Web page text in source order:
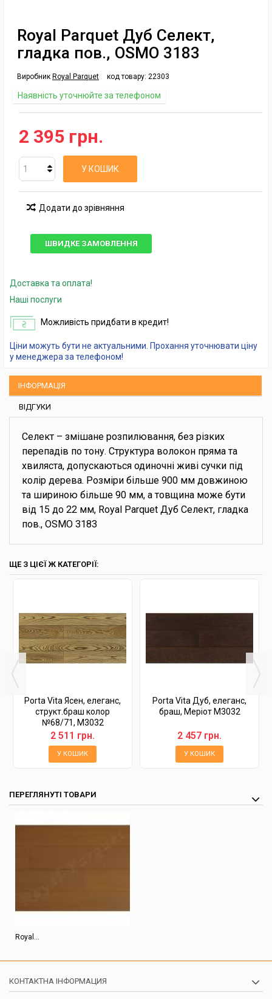
Royal Parquet Дуб Селект,
гладка пов., OSMO 3183
Виробник Royal Parquet код товару: 22303
Наявність уточнюйте за телефоном
2 395 грн.
У КОШИК
Додати до зрівняння
ШВИДКЕ ЗАМОВЛЕННЯ
Доставка та оплата!
Наші послуги
Можливість придбати в кредит!
Ціни можуть бути не актуальними. Прохання уточнювати ціну
у менеджера за телефоном!
ІНФОРМАЦІЯ
ВІДГУКИ
Селект – змішане розпилювання, без різких
перепадів по тону. Структура волокон пряма та
хвиляста, допускаються одиночні живі сучки під
колір дерева. Розміри більше 900 мм довжиною
та шириною більше 90 мм, а товщина може бути
від 15 до 22 мм, Royal Parquet Дуб Селект, гладка
пов., OSMO 3183
ЩЕ З ЦІЄЇ Ж КАТЕГОРІЇ:
Porta Vita Ясен, елеганс,
структ.браш колор
№68/71, М3032
2 511 грн.
У КОШИК
Porta Vita Дуб, елеганс,
браш, Меріот М3032
2 457 грн.
У КОШИК
ПЕРЕГЛЯНУТІ ТОВАРИ
Royal...
КОНТАКТНА ІНФОРМАЦИЯ